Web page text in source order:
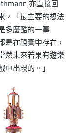
亦直接回
，「最主要的想法
多麼酷的一事
是在現實中存在，
然未來若果有遊樂
出現的。」